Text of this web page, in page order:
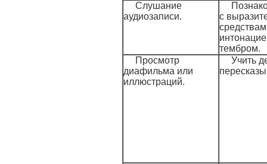
Слушание
аудиозаписи.
с
тембром.
Просмотр
диафильма или
иллюстраций.
Учить